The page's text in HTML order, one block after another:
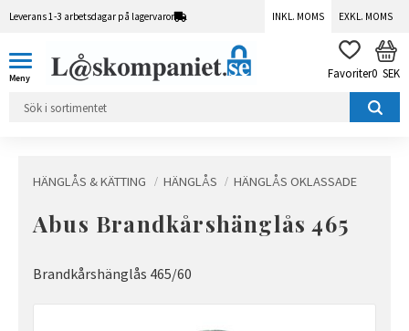
Leverans 1-3 arbetsdagar på lagervaror INKL. MOMS EXKL. MOMS
FAVORITER
0 SEK
HÄNGLÅS & KÄTTING HÄNGLÅS HÄNGLÅS OKLASSADE
Abus Brandkårshänglås 465
Brandkårshänglås 465/60